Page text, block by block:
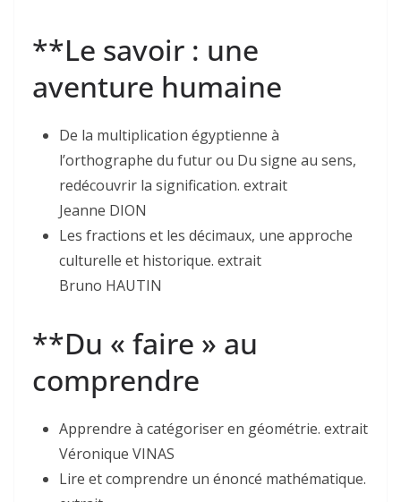
**Le savoir : une
aventure humaine
De la multiplication égyptienne à
l’orthographe du futur ou Du signe au sens,
redécouvrir la signification. extrait
Jeanne DION
Les fractions et les décimaux, une approche
culturelle et historique. extrait
Bruno HAUTIN
**Du « faire » au
comprendre
Apprendre à catégoriser en géométrie. extrait
Véronique VINAS
Lire et comprendre un énoncé mathématique.